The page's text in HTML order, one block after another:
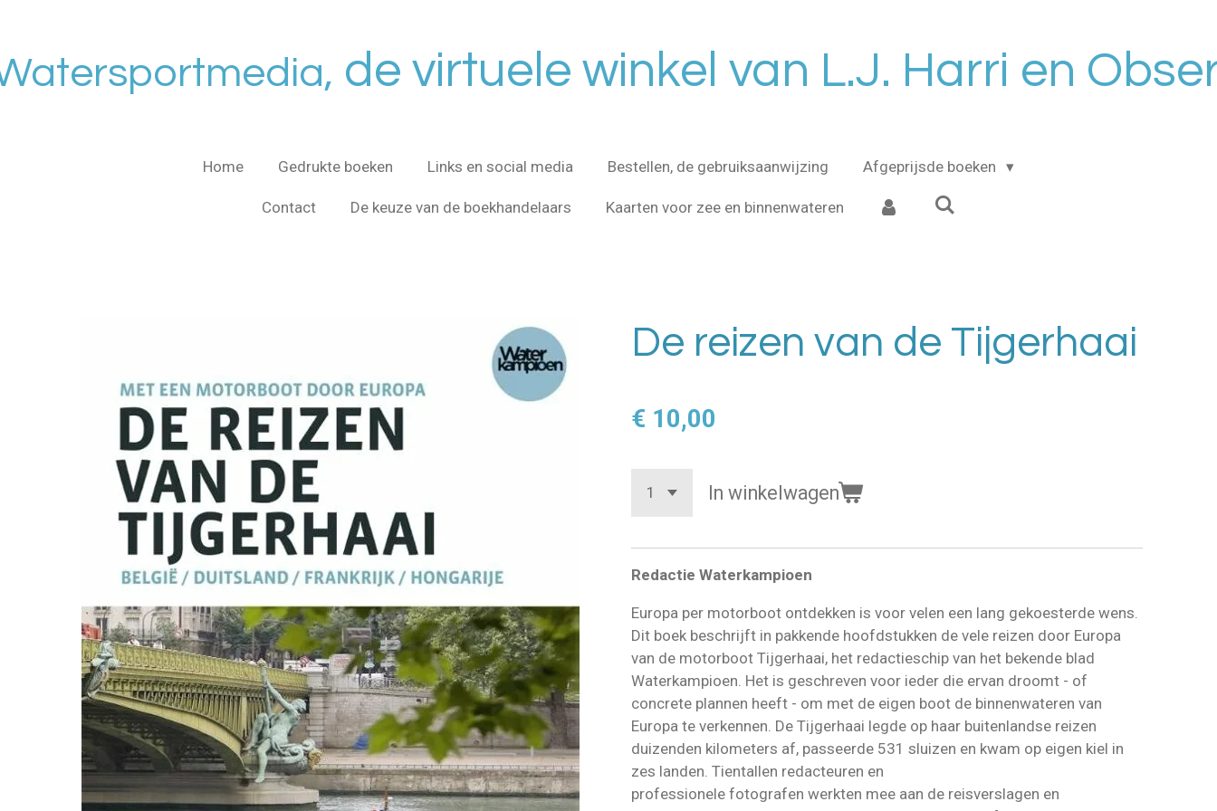
naar
de
de virtuele winkel van L.J. Harri en
Home Gedrukte boeken Links en social media Bestellen, de gebruiksaanwijzing Afgeprijsde boeken
Contact De keuze van de boekhandelaars Kaarten voor zee en binnenwateren
De reizen van de Tijgerhaai
€ 10,00
In winkelwagen
Redactie Waterkampioen
Europa per motorboot ontdekken is voor velen een lang gekoesterde wens.
Dit boek beschrijft in pakkende hoofdstukken de vele reizen door Europa
van de motorboot Tijgerhaai, het redactieschip van het bekende blad
Waterkampioen. Het is geschreven voor ieder die ervan droomt - of
concrete plannen heeft - om met de eigen boot de binnenwateren van
Europa te verkennen. De Tijgerhaai legde op haar buitenlandse reizen
duizenden kilometers af, passeerde 531 sluizen en kwam op eigen kiel in
zes landen. Tientallen redacteuren en
professionele fotografen werkten mee aan de reisverslagen en